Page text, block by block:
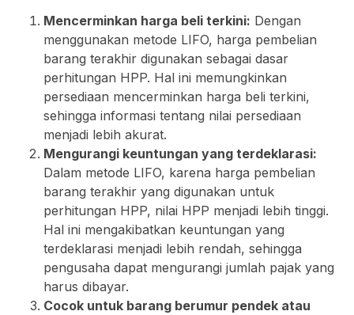
Mencerminkan harga beli terkini: Dengan
menggunakan metode LIFO, harga pembelian
barang terakhir digunakan sebagai dasar
perhitungan HPP. Hal ini memungkinkan
persediaan mencerminkan harga beli terkini,
sehingga informasi tentang nilai persediaan
menjadi lebih akurat.
Mengurangi keuntungan yang terdeklarasi:
Dalam metode LIFO, karena harga pembelian
barang terakhir yang digunakan untuk
perhitungan HPP, nilai HPP menjadi lebih tinggi.
Hal ini mengakibatkan keuntungan yang
terdeklarasi menjadi lebih rendah, sehingga
pengusaha dapat mengurangi jumlah pajak yang
harus dibayar.
Cocok untuk barang berumur pendek atau